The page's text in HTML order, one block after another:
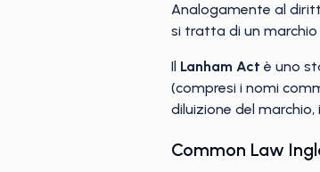
Analogamente al
si tratta di un
Il Lanham Act è uno
(compresi i nomi
diluizione del
Common Law